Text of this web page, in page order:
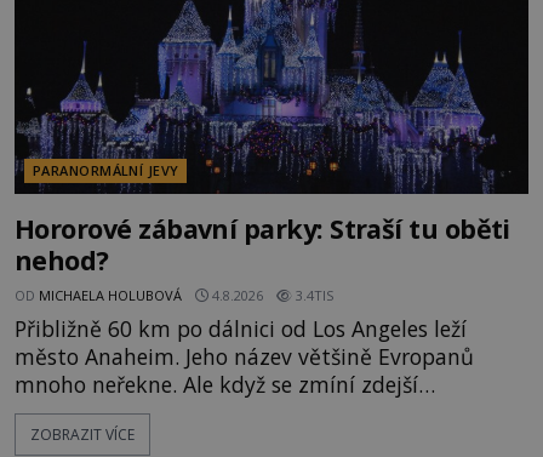
PARANORMÁLNÍ JEVY
Hororové zábavní parky: Straší tu oběti
nehod?
OD MICHAELA HOLUBOVÁ 4.8.2026 3.4TIS
Přibližně 60 km po dálnici od Los Angeles leží
město Anaheim. Jeho název většině Evropanů
mnoho neřekne. Ale když se zmíní zdejší
Disneyland, je hned jasno. Zábavní park vyroste na
poklidném místě bývalého sadu pomerančovníků.
ZOBRAZIT VÍCE